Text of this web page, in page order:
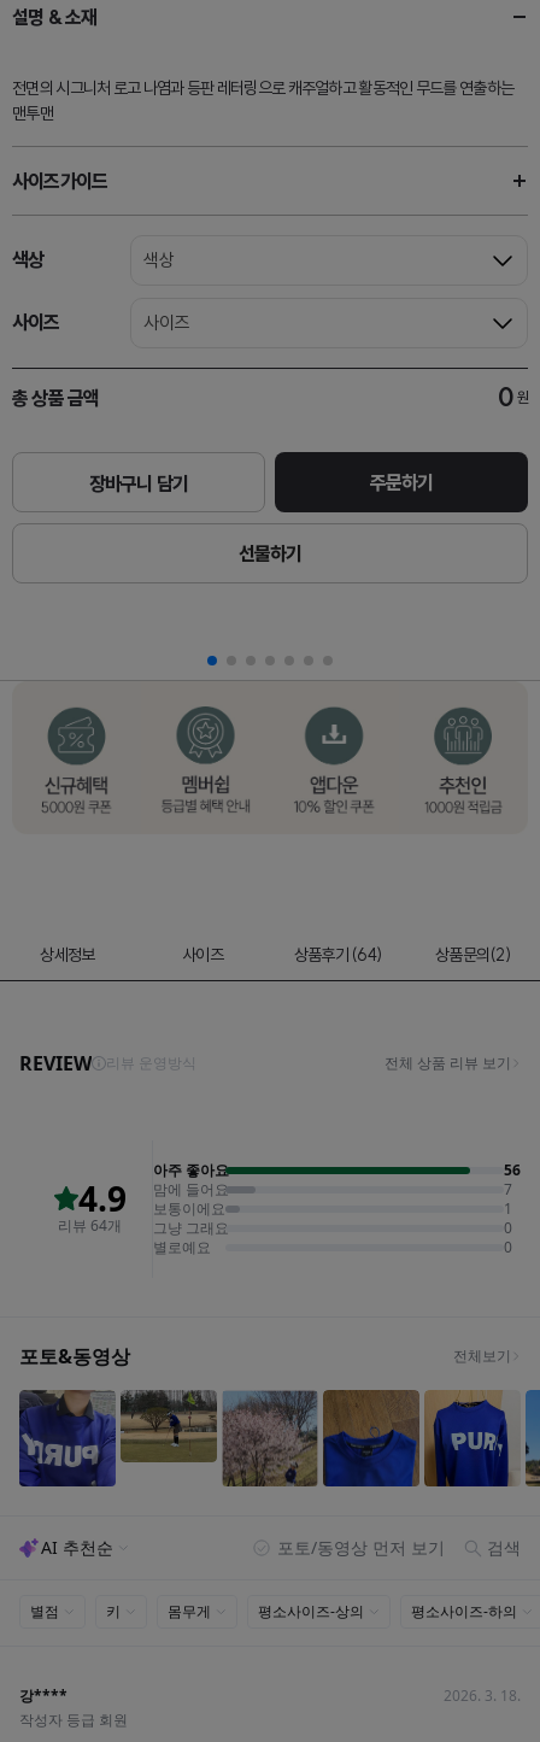
설명 & 소재
전면의 시그니처 로고 나염과 등판 레터링으로 캐주얼하고 활동적인 무드를 연출하는
맨투맨
사이즈가이드
색상 색상
사이즈 사이즈
총 상품 금액 0 원
장바구니 담기 주문하기
선물하기
상세정보 사이즈 상품후기 (64) 상품문의(2)